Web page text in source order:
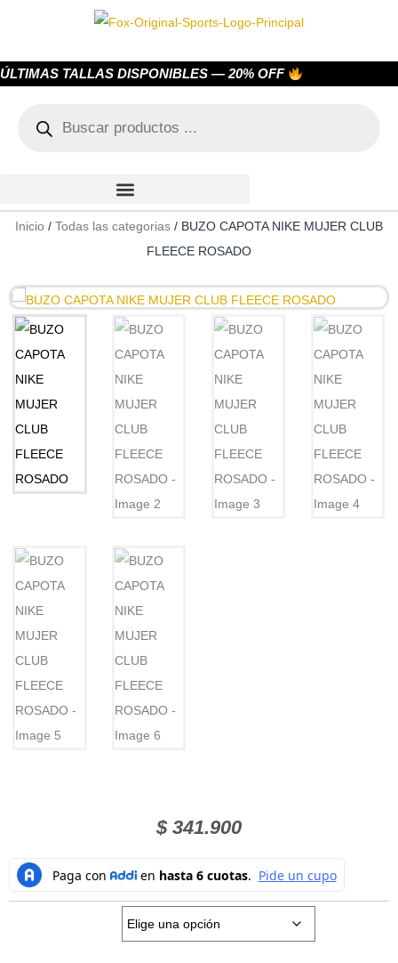
ÚLTIMAS TALLAS DISPONIBLES — 20% OFF
Inicio / Todas las categorias / BUZO CAPOTA NIKE MUJER CLUB
FLEECE ROSADO
$341.900